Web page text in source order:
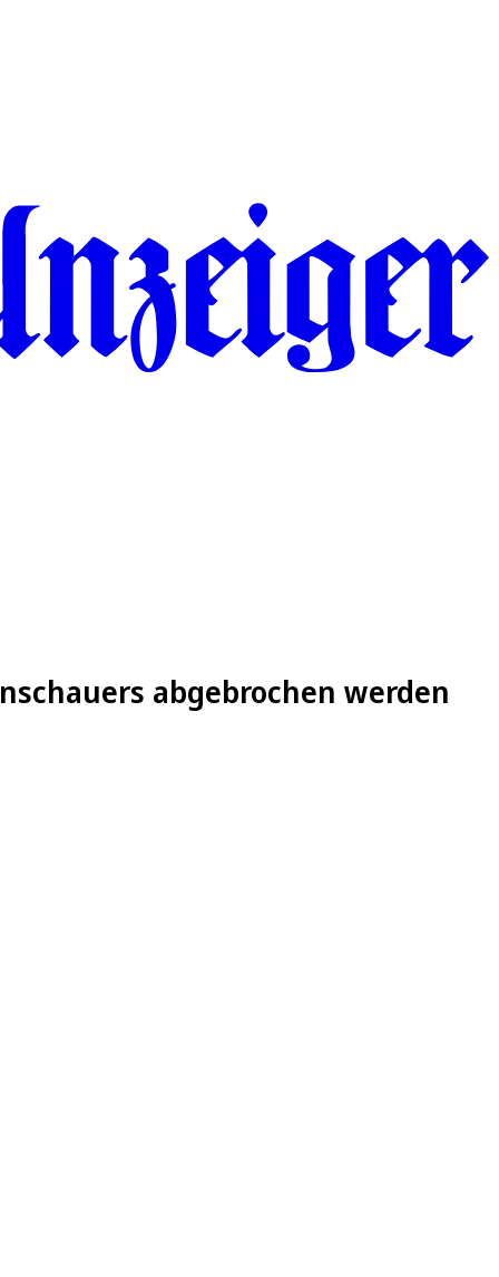
abgebrochen werden